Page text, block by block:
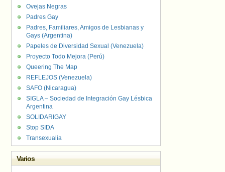
Ovejas Negras
Padres Gay
Padres, Familiares, Amigos de Lesbianas y
Gays (Argentina)
Papeles de Diversidad Sexual (Venezuela)
Proyecto Todo Mejora (Perú)
Queering The Map
REFLEJOS (Venezuela)
SAFO (Nicaragua)
SIGLA – Sociedad de Integración Gay Lésbica
Argentina
SOLIDARIGAY
Stop SIDA
Transexualia
Varios